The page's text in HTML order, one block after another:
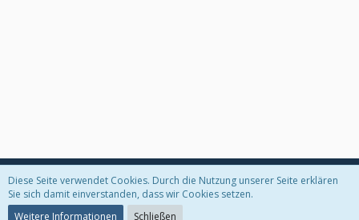
Datenschutzerklärung Kontakt Impressum
Diese Seite verwendet Cookies. Durch die Nutzung unserer Seite erklären
Sie sich damit einverstanden, dass wir Cookies setzen.
Weitere Informationen
Schließen